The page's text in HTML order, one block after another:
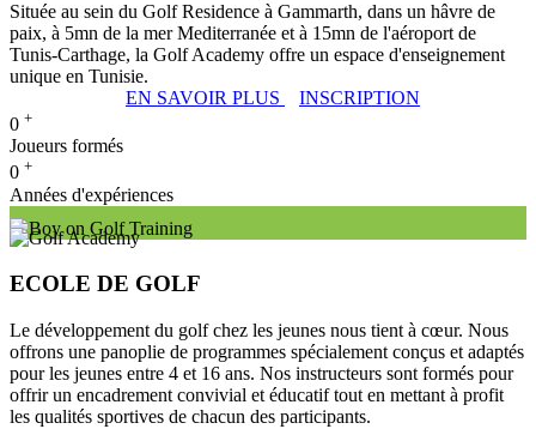
Située au sein du Golf Residence à Gammarth, dans un hâvre de
paix, à 5mn de la mer Mediterranée et à 15mn de l'aéroport de
Tunis-Carthage, la Golf Academy offre un espace d'enseignement
unique en Tunisie.
EN SAVOIR PLUS
INSCRIPTION
0 +
Joueurs formés
0 +
Années d'expériences
ECOLE DE GOLF
Le développement du golf chez les jeunes nous tient à cœur. Nous
offrons une panoplie de programmes spécialement conçus et adaptés
pour les jeunes entre 4 et 16 ans. Nos instructeurs sont formés pour
offrir un encadrement convivial et éducatif tout en mettant à profit
les qualités sportives de chacun des participants.